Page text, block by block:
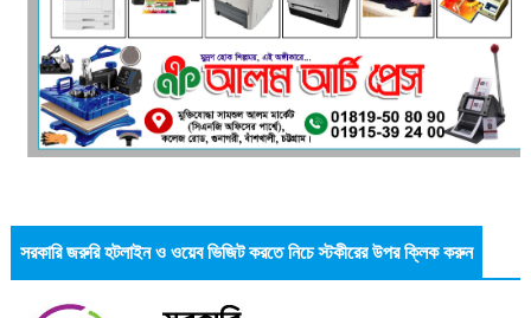
সরকারি জরুরি হটলাইন ও ওয়েব ভিজিট করতে নিচে স্টকীরের উপর ক্লিক করুন